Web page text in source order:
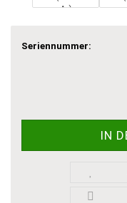
Seriennummer: